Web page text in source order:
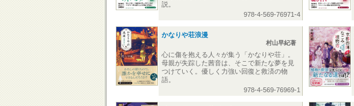
説。
978-4-569-76971-4
かなりや荘浪漫
村山早紀著
心に傷を抱える人々が集う「かなりや荘」。
母親が失踪した茜音は、そこで新たな夢を見
つけていく。優しく力強い回復と救済の物
語。
978-4-569-76969-1